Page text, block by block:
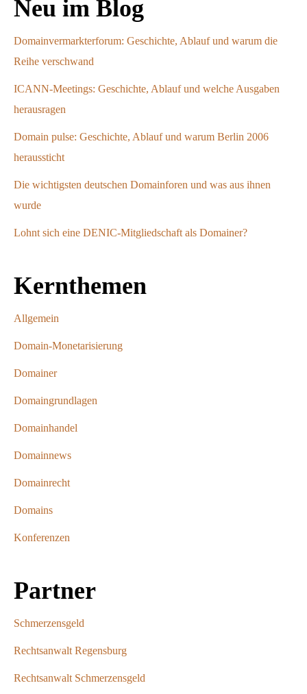
Neu im Blog
Domainvermarkterforum: Geschichte, Ablauf und warum die
Reihe verschwand
ICANN-Meetings: Geschichte, Ablauf und welche Ausgaben
herausragen
Domain pulse: Geschichte, Ablauf und warum Berlin 2006
heraussticht
Die wichtigsten deutschen Domainforen und was aus ihnen
wurde
Lohnt sich eine DENIC-Mitgliedschaft als Domainer?
Kernthemen
Allgemein
Domain-Monetarisierung
Domainer
Domaingrundlagen
Domainhandel
Domainnews
Domainrecht
Domains
Konferenzen
Partner
Schmerzensgeld
Rechtsanwalt Regensburg
Rechtsanwalt Schmerzensgeld